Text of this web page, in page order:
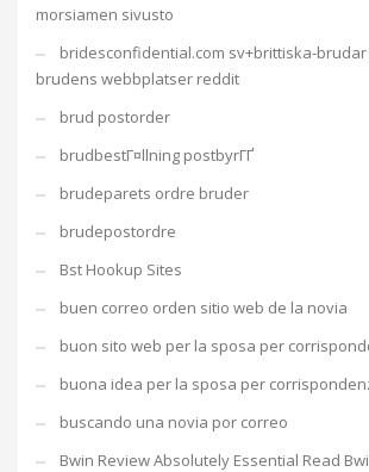
morsiamen sivusto
bridesconfidential.com sv+brittiska-
brudens webbplatser reddit
brud postorder
brudbestГ¤llning postbyrГҐ
brudeparets ordre bruder
brudepostordre
Bst Hookup Sites
buen correo orden sitio web de la novia
buon sito web per la sposa per
buona idea per la sposa per
buscando una novia por correo
Bwin Review Absolutely Essential Read